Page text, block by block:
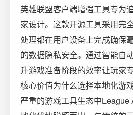
英雄联盟客户端增强工具专为
家设计。这款开源工具采用完
处理都在用户设备上完成确保
的数据隐私安全。通过智能自
升游戏准备阶段的效率让玩家
核心价值为什么选择本地化游
严重的游戏工具生态中